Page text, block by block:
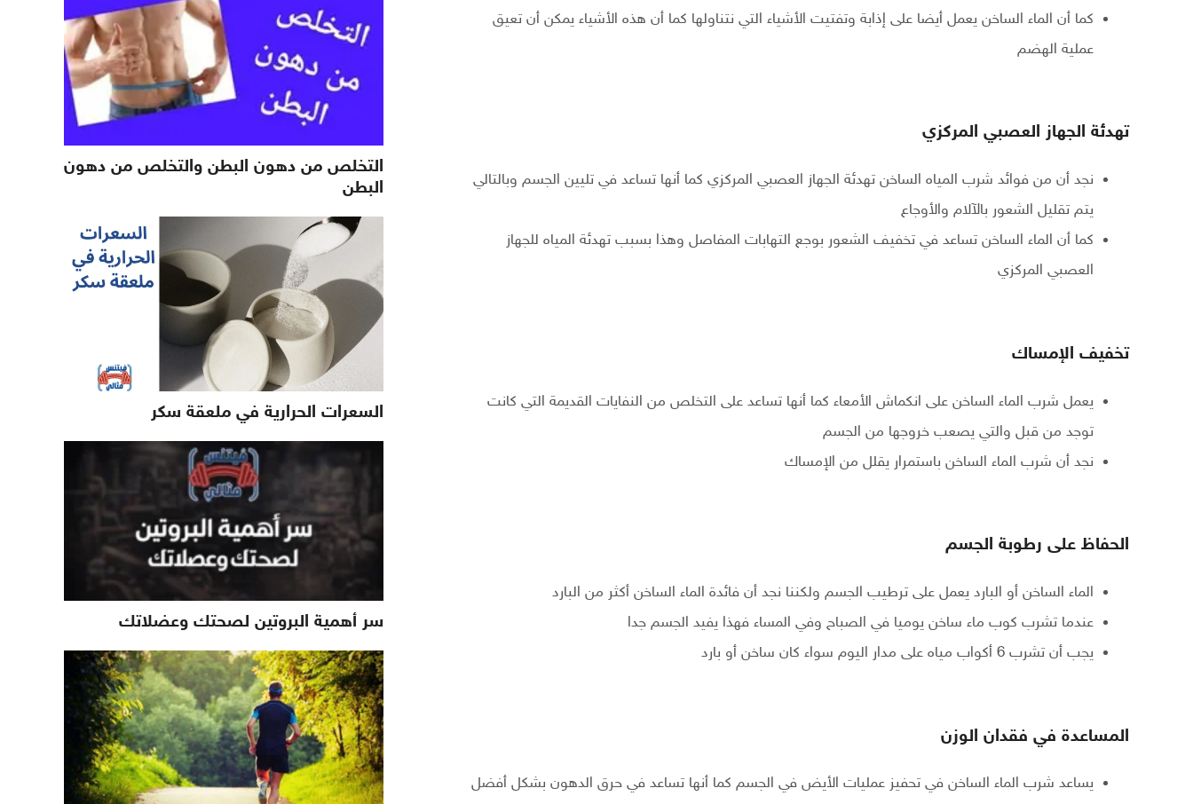
كما أن الماء الساخن يعمل أيضا على إذابة وتفتيت الأشياء التي نتناولها كما أن هذه الأشياء يمكن أن تعيق
عملية الهضم
تهدئة الجهاز العصبي المركزي
نجد أن من فوائد شرب المياه الساخن تهدئة الجهاز العصبي المركزي كما أنها تساعد في تليين الجسم وبالتالي
يتم تقليل الشعور بالآلام والأوجاع
كما أن الماء الساخن تساعد في تخفيف الشعور بوجع التهابات المفاصل وهذا بسبب تهدئة المياه للجهاز
العصبي المركزي
تخفيف الإمساك
يعمل شرب الماء الساخن على انكماش الأمعاء كما أنها تساعد على التخلص من النفايات القديمة التي كانت
توجد من قبل والتي يصعب خروجها من الجسم
نجد أن شرب الماء الساخن باستمرار يقلل من الإمساك
الحفاظ على رطوبة الجسم
الماء الساخن أو البارد يعمل على ترطيب الجسم ولكننا نجد أن فائدة الماء الساخن أكثر من البارد
عندما تشرب كوب ماء ساخن يوميا في الصباح وفي المساء فهذا يفيد الجسم جدا
يجب أن تشرب 6 أكواب مياه على مدار اليوم سواء كان ساخن أو بارد
المساعدة في فقدان الوزن
يساعد شرب الماء الساخن في تحفيز عمليات الأيض في الجسم كما أنها تساعد في حرق الدهون بشكل أفضل
التخلص من دهون البطن والتخلص من دهون
البطن
السعرات الحرارية في ملعقة سكر
سر أهمية البروتين لصحتك وعضلاتك